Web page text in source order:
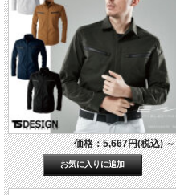
価格：5,667円(税込)～